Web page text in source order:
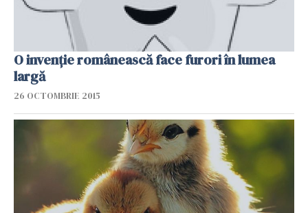
O invenţie românească face furori în lumea
largă
26 OCTOMBRIE 2015